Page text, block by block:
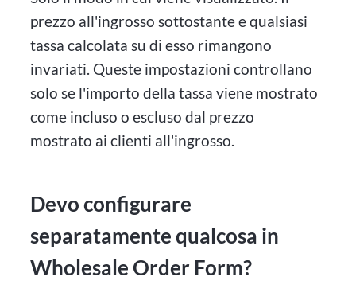
prezzo all'ingrosso sottostante e qualsiasi
tassa calcolata su di esso rimangono
invariati. Queste impostazioni controllano
solo se l'importo della tassa viene mostrato
come incluso o escluso dal prezzo
mostrato ai clienti all'ingrosso.
Devo configurare
separatamente qualcosa in
Wholesale Order Form?